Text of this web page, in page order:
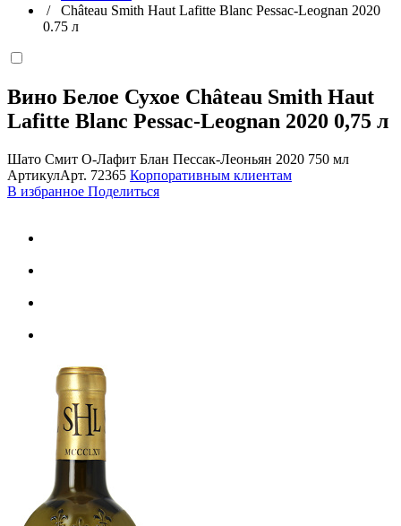
/ Château Smith Haut Lafitte Blanc Pessac-Leognan 2020
0.75 л
Вино Белое Сухое Château Smith Haut
Lafitte Blanc Pessac-Leognan 2020 0,75 л
Шато Смит О-Лафит Блан Пессак-Леоньян 2020 750 мл
АртикулАрт. 72365 Корпоративным клиентам
В избранное Поделиться